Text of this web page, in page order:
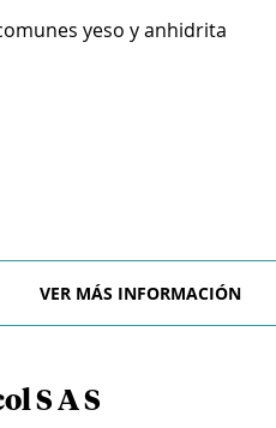
yeso y anhidrita
VER MÁS INFORMACIÓN
S A S